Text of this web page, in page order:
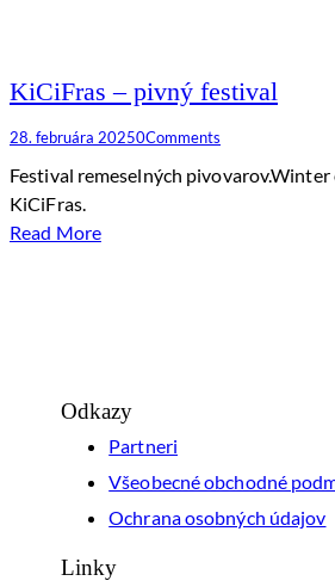
KiCiFras – pivný festival
28. februára 20250Comments
Festival remeselných
KiCiFras.
Read More
Odkazy
Partneri
Všeobecné obchodné
Ochrana osobných údajov
Linky